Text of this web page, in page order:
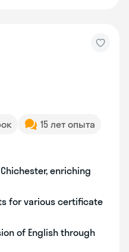
15 лет опыта
enriching
for various certificate
of English through